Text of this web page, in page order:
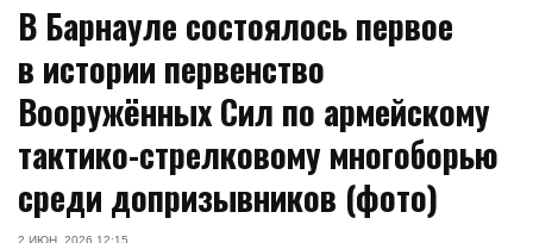
В Барнауле состоялось первое
в истории первенство
Вооружённых Сил по армейскому
тактико-стрелковому многоборью
среди допризывников (фото)
2 ИЮН. 2026 12:15